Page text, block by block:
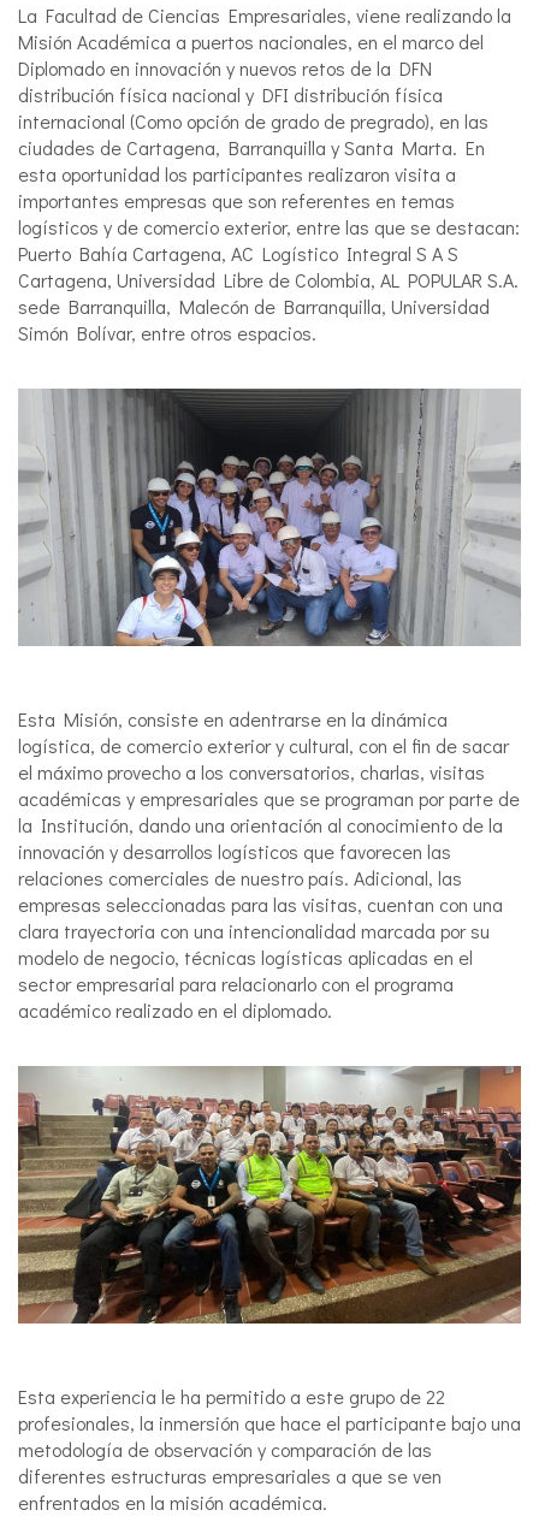
La Facultad de Ciencias Empresariales, viene realizando la
Misión Académica a puertos nacionales, en el marco del
Diplomado en innovación y nuevos retos de la DFN
distribución física nacional y DFI distribución física
internacional (Como opción de grado de pregrado), en las
ciudades de Cartagena, Barranquilla y Santa Marta. En
esta oportunidad los participantes realizaron visita a
importantes empresas que son referentes en temas
logísticos y de comercio exterior, entre las que se destacan:
Puerto Bahía Cartagena, AC Logístico Integral S A S
Cartagena, Universidad Libre de Colombia, AL POPULAR S.A.
sede Barranquilla, Malecón de Barranquilla, Universidad
Simón Bolívar, entre otros espacios.
Esta Misión, consiste en adentrarse en la dinámica
logística, de comercio exterior y cultural, con el fin de sacar
el máximo provecho a los conversatorios, charlas, visitas
académicas y empresariales que se programan por parte de
la Institución, dando una orientación al conocimiento de la
innovación y desarrollos logísticos que favorecen las
relaciones comerciales de nuestro país. Adicional, las
empresas seleccionadas para las visitas, cuentan con una
clara trayectoria con una intencionalidad marcada por su
modelo de negocio, técnicas logísticas aplicadas en el
sector empresarial para relacionarlo con el programa
académico realizado en el diplomado.
Esta experiencia le ha permitido a este grupo de 22
profesionales, la inmersión que hace el participante bajo una
metodología de observación y comparación de las
diferentes estructuras empresariales a que se ven
enfrentados en la misión académica.